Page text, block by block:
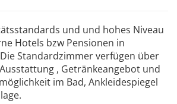
und und hohes Niveau
Hotels bzw Pensionen in
Standardzimmer verfügen über
, Getränkeangebot und
im Bad, Ankleidespiegel